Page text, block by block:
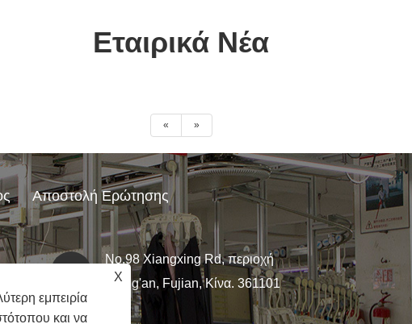
Εταιρικά Νέα
« »
Αποστολή Ερώτησης
No.98 Xiangxing Rd, περιοχή
Xiang'an, Fujian, Κίνα. 361101
X
εμπειρία
και να